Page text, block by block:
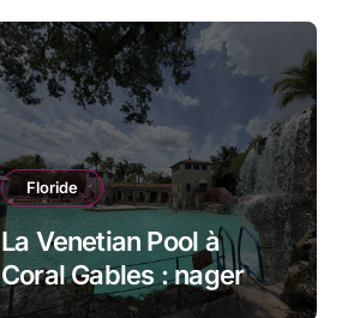
Floride
La Venetian Pool à
Coral Gables : nager
dans un monument